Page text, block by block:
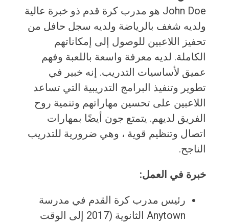
John Doe هو مدرب كرة قدم ذو خبرة عالية
ولديه شغف بالرياضة ولديه سجل حافل من
تحفيز اللاعبين للوصول إلى إمكاناتهم
الكاملة. لديه معرفة واسعة باللعبة وفهم
عميق لأساسيات التدريب. إنه خبير في
تطوير وتنفيذ البرامج التدريبية التي تساعد
اللاعبين على تحسين مهاراتهم وتنمية روح
الفريق لديهم. يتمتع جون أيضًا بمهارات
اتصال وتنظيم قوية ، وهي ضرورية للتدريب
الناجح.
خبرة في العمل:
رئيس مدرب كرة القدم في مدرسة
Anytown الثانوية (2017 إلى الوقت